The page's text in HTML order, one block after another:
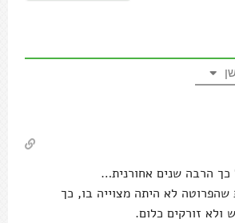
כך הרבה שנים אחורנית…
לא היתה מצוייה בו, כך
ולא זורקים כלום.